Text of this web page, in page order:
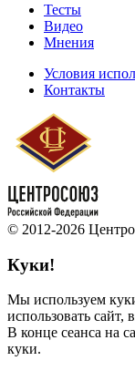
Тесты
Видео
Мнения
Условия
Контакты
© 2012-2026
Куки!
Мы используем
использовать сайт,
В конце сеанса на
куки.